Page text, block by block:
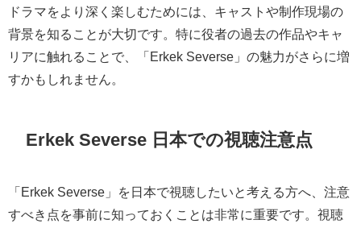
ドラマをより深く楽しむためには、キャストや制作現場の
背景を知ることが大切です。特に役者の過去の作品やキャ
リアに触れることで、「Erkek Severse」の魅力がさらに増
すかもしれません。
Erkek Severse 日本での視聴注意点
「Erkek Severse」を日本で視聴したいと考える方へ、注意
すべき点を事前に知っておくことは非常に重要です。視聴